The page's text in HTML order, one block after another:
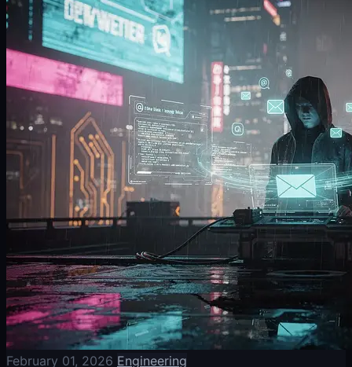
February 01, 2026 Engineering